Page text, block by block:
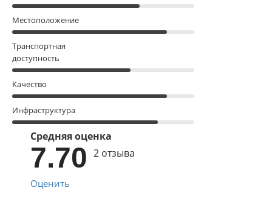
Местоположение
Транспортная
доступность
Качество
Инфраструктура
Средняя оценка
7.70 2 отзыва
Оценить